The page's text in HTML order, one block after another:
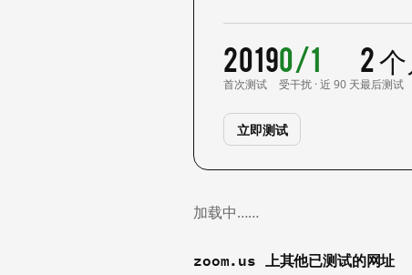
2019
首次测试
0/1
受干扰 · 近 90 天
2
最后测试
立即测试
加载中……
zoom.us 上其他已测试的网址